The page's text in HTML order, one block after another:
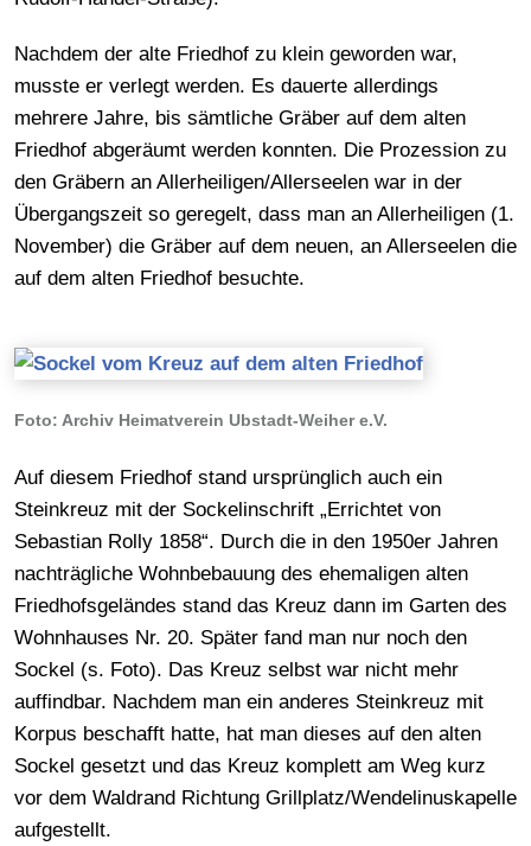
Nachdem der alte Friedhof zu klein geworden war,
musste er verlegt werden. Es dauerte allerdings
mehrere Jahre, bis sämtliche Gräber auf dem alten
Friedhof abgeräumt werden konnten. Die Prozession zu
den Gräbern an Allerheiligen/Allerseelen war in der
Übergangszeit so geregelt, dass man an Allerheiligen (1.
November) die Gräber auf dem neuen, an Allerseelen die
auf dem alten Friedhof besuchte.
Foto: Archiv Heimatverein Ubstadt-Weiher e.V.
Auf diesem Friedhof stand ursprünglich auch ein
Steinkreuz mit der Sockelinschrift „Errichtet von
Sebastian Rolly 1858“. Durch die in den 1950er Jahren
nachträgliche Wohnbebauung des ehemaligen alten
Friedhofsgeländes stand das Kreuz dann im Garten des
Wohnhauses Nr. 20. Später fand man nur noch den
Sockel (s. Foto). Das Kreuz selbst war nicht mehr
auffindbar. Nachdem man ein anderes Steinkreuz mit
Korpus beschafft hatte, hat man dieses auf den alten
Sockel gesetzt und das Kreuz komplett am Weg kurz
vor dem Waldrand Richtung Grillplatz/Wendelinuskapelle
aufgestellt.